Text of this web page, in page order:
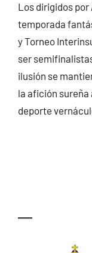
Los dirigidos por
temporada
y Torneo
ser
ilusión se
la afición
deporte
—